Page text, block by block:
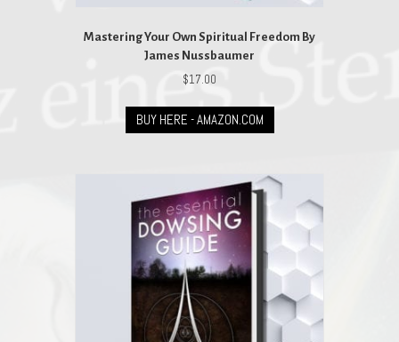
Mastering Your Own Spiritual Freedom By
James Nussbaumer
$17.00
BUY HERE - AMAZON.COM